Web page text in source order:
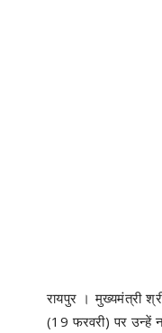
रायपुर । मुख्यमंत्री
(19 फरवरी) पर उन्हें